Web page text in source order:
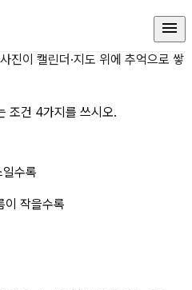
아질 수 있는
사진이 캘린더·지도 위에 추억으로 쌓
조건 4가지를 쓰시오.
수록
이 작을수록